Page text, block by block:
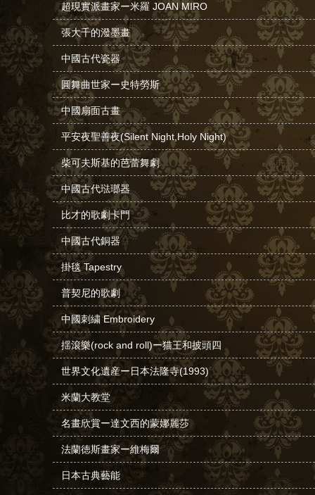
超現實派畫家ー米羅 JOAN MIRO
張大千的潑墨畫
中國古代瓷器
圓舞曲世家ー史特勞斯
中國扇面古畫
平安夜聖善夜(Silent Night,Holy Night)
柴可夫斯基的芭蕾舞劇
中國古代琺瑯器
比才的歌劇卡門
中國古代銅器
掛毯 Tapestry
普契尼的歌劇
中國刺繍 Embroidery
揺滾樂(rock and roll)ー猫王和披頭四
世界文化遺産ー日本法隆寺(1993)
米蘭大教堂
名畫欣賞ー達文西的蒙娜麗莎
法蘭徳斯畫家ー維梅爾
日本古典藝能